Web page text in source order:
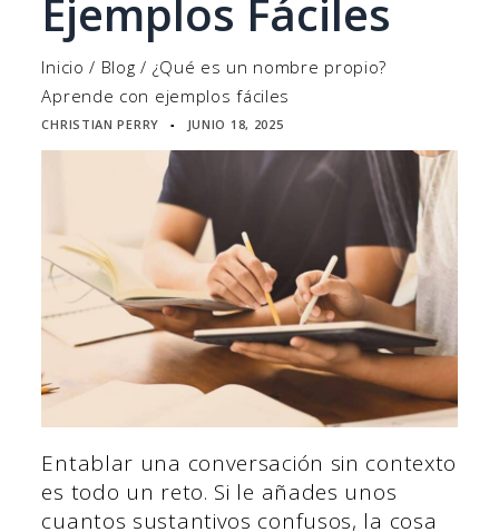
Ejemplos Fáciles
Inicio / Blog / ¿Qué es un nombre propio?
Aprende con ejemplos fáciles
CHRISTIAN PERRY ▪ JUNIO 18, 2025
Entablar una conversación sin contexto
es todo un reto. Si le añades unos
cuantos sustantivos confusos, la cosa